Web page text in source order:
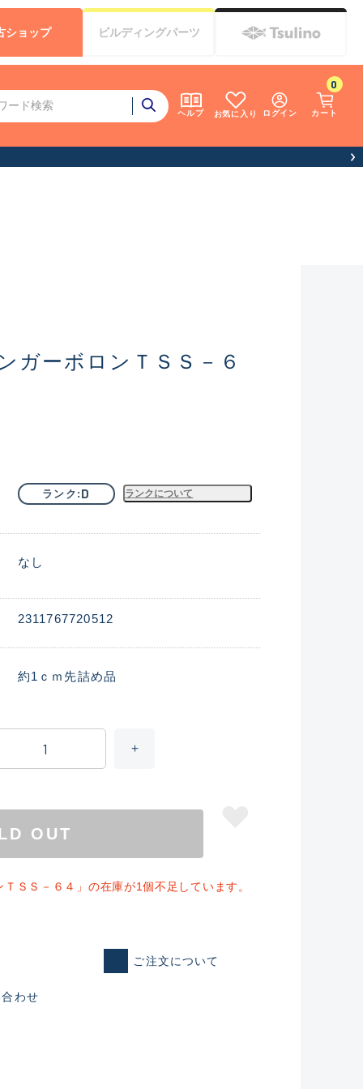
ヘルプ お気に入り ログイン カート
0
ショップ ビルディングパーツ
れた未使用
ガーボロンＴＳＳ－６
ランク D ランクについて
なし
2311767720512
約1ｃｍ先詰め品
OUT
ＴＳＳ－６４」の在庫が1個不足しています。
ご注文について
わせ